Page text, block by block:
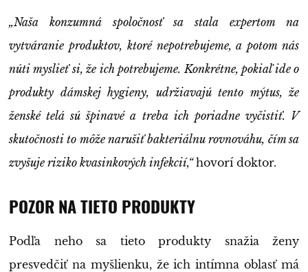
„Naša konzumná spoločnosť sa stala expertom na
vytváranie produktov, ktoré nepotrebujeme, a potom nás
núti myslieť si, že ich potrebujeme. Konkrétne, pokiaľ ide o
produkty dámskej hygieny, udržiavajú tento mýtus, že
ženské telá sú špinavé a treba ich poriadne vyčistiť. V
skutočnosti to môže narušiť bakteriálnu rovnováhu, čím sa
zvyšuje riziko kvasinkových infekcií,“hovorí doktor.
POZOR NA TIETO PRODUKTY
Podľa neho sa tieto produkty snažia ženy
presvedčiť na myšlienku, že ich intímna oblasť má